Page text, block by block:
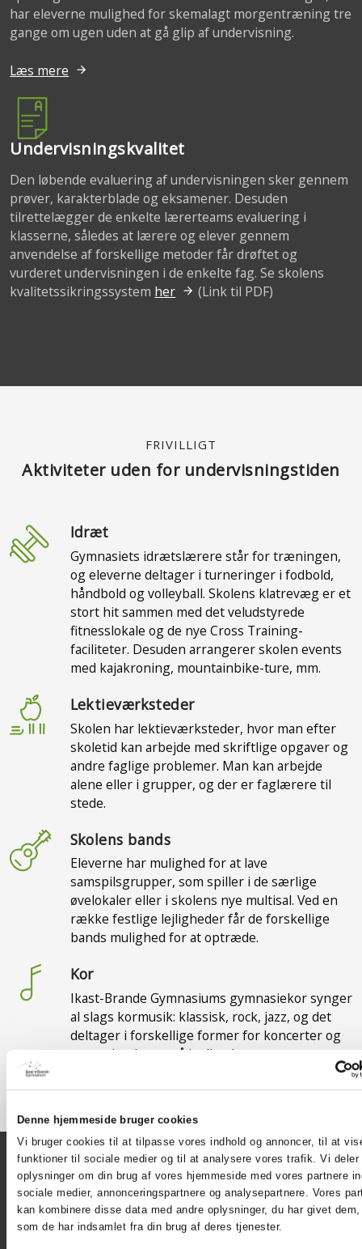
Denne hjemmeside bruger cookies
Vi bruger cookies til at tilpasse vores indhold og annoncer, til at
funktioner til sociale medier og til at analysere vores trafik. Vi deler
oplysninger om din brug af vores hjemmeside med vores partnere
sociale medier, annonceringspartnere og analysepartnere. Vores
kan kombinere disse data med andre oplysninger, du har givet
som de har indsamlet fra din brug af deres tjenester.
har eleverne mulighed for skemalagt morgentræning tre
gange om ugen uden at gå glip af undervisning.
Læs mere
Undervisningskvalitet
Den løbende evaluering af undervisningen sker gennem
prøver, karakterblade og eksamener. Desuden
tilrettelægger de enkelte lærerteams evaluering i
klasserne, således at lærere og elever gennem
anvendelse af forskellige metoder får drøftet og
vurderet undervisningen i de enkelte fag. Se skolens
kvalitetssikringssystem her (Link til PDF)
FRIVILLIGT
Aktiviteter uden for undervisningstiden
Idræt
Gymnasiets idrætslærere står for træningen,
og eleverne deltager i turneringer i fodbold,
håndbold og volleyball. Skolens klatrevæg er et
stort hit sammen med det veludstyrede
fitnesslokale og de nye Cross Training-
faciliteter. Desuden arrangerer skolen events
med kajakroning, mountainbike-ture, mm.
Lektieværksteder
Skolen har lektieværksteder, hvor man efter
skoletid kan arbejde med skriftlige opgaver og
andre faglige problemer. Man kan arbejde
alene eller i grupper, og der er faglærere til
stede.
Skolens bands
Eleverne har mulighed for at lave
samspilsgrupper, som spiller i de særlige
øvelokaler eller i skolens nye multisal. Ved en
række festlige lejligheder får de forskellige
bands mulighed for at optræde.
Kor
Ikast-Brande Gymnasiums gymnasiekor synger
al slags kormusik: klassisk, rock, jazz, og det
deltager i forskellige former for koncerter og
optrædender, også i udlandet.
KARAKTERGENNEMSNIT